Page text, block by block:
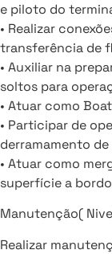
e piloto do
• Realizar
transferência de
• Auxiliar na
soltos para
• Atuar como
• Participar de
derramamento
• Atuar como
superfície a
Manutenção(
Realizar